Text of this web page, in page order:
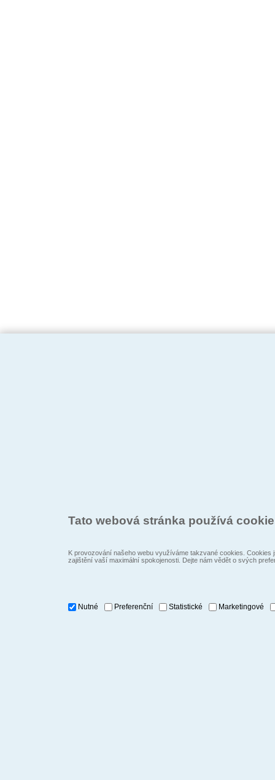
Tato webová stránka používá
K provozování našeho webu využíváme takzvané cookies.
zajištění vaší maximální spokojenosti. Dejte nám vědět o svých
Nutné Preferenční Statistické Marketingové